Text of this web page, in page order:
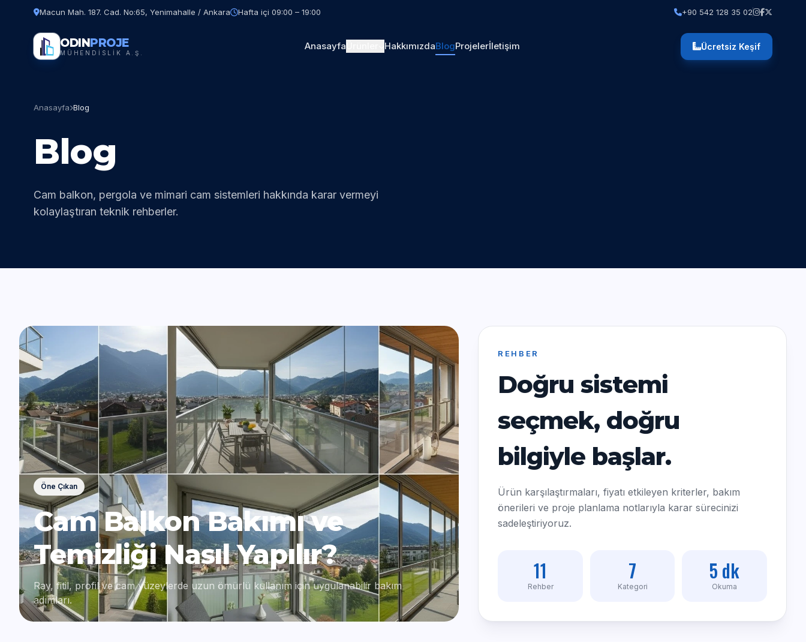
Macun Mah. 187. Cad. No:65, Yenimahalle / Ankara Hafta içi 09:00 – 19:00 +90 542 128 35 02
ODINPROJE
MÜHENDİSLİK A.Ş.
Anasayfa HakkımızdaBlogProjelerİletişim Ücretsiz Keşif
Anasayfa Blog
Blog
Cam balkon, pergola ve mimari cam sistemleri hakkında karar vermeyi
kolaylaştıran teknik rehberler.
Öne Çıkan
Cam Balkon Bakımı ve
Temizliği Nasıl Yapılır?
Ray, fitil, profil ve cam yüzeylerde uzun ömürlü kullanım için uygulanabilir bakım
adımları.
REHBER
Doğru sistemi
seçmek, doğru
bilgiyle başlar.
Ürün karşılaştırmaları, fiyatı etkileyen kriterler, bakım
önerileri ve proje planlama notlarıyla karar sürecinizi
sadeleştiriyoruz.
11
Rehber
7
Kategori
5 dk
Okuma